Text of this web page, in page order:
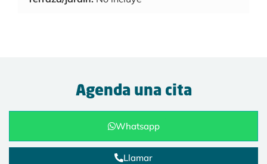
Agenda una cita
Whatsapp
Llamar